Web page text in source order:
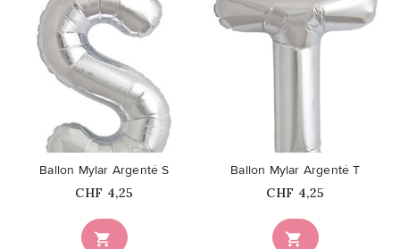

Ballon Mylar Argenté S
Prix
CHF 4,25

Ballon Mylar Argenté T
Prix
CHF 4,25